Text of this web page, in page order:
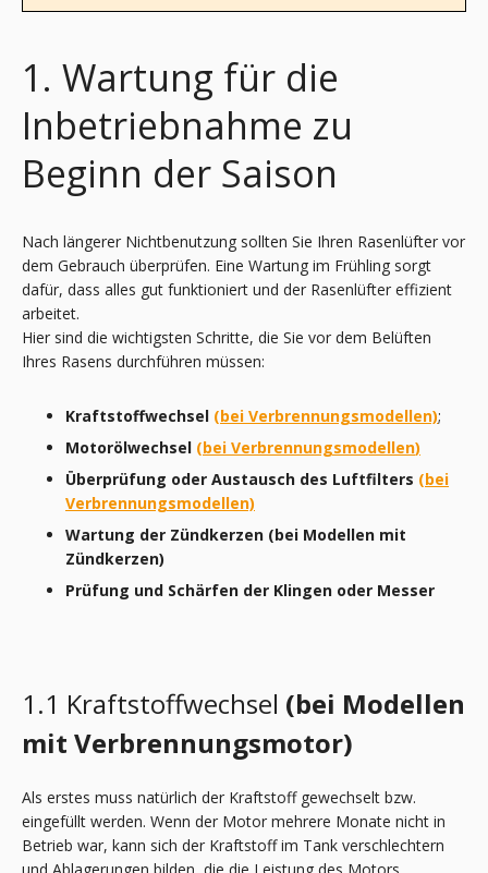
1. Wartung für die
Inbetriebnahme zu
Beginn der Saison
Nach längerer Nichtbenutzung sollten Sie Ihren Rasenlüfter vor
dem Gebrauch überprüfen. Eine Wartung im Frühling sorgt
dafür, dass alles gut funktioniert und der Rasenlüfter effizient
arbeitet.
Hier sind die wichtigsten Schritte, die Sie vor dem Belüften
Ihres Rasens durchführen müssen:
Kraftstoffwechsel (bei Verbrennungsmodellen);
Motorölwechsel (bei Verbrennungsmodellen)
Überprüfung oder Austausch des Luftfilters (bei
Verbrennungsmodellen)
Wartung der Zündkerzen (bei Modellen mit
Zündkerzen)
Prüfung und Schärfen der Klingen oder Messer
1.1 Kraftstoffwechsel (bei Modellen
mit Verbrennungsmotor)
Als erstes muss natürlich der Kraftstoff gewechselt bzw.
eingefüllt werden. Wenn der Motor mehrere Monate nicht in
Betrieb war, kann sich der Kraftstoff im Tank verschlechtern